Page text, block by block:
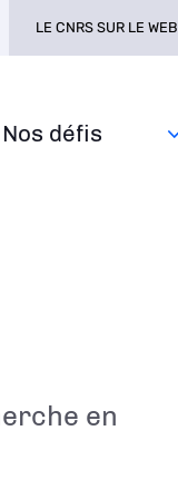
Nos défis‎
LE CNRS SUR LE WEB
en